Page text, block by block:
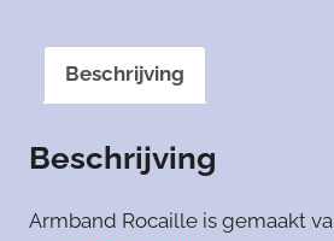
Beschrijving
Beschrijving
Armband Rocaille is gemaakt